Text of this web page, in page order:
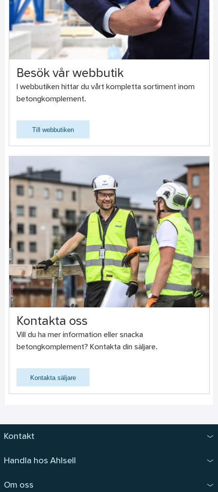
Besök vår webbutik
I webbutiken hittar du vårt kompletta sortiment inom
betongkomplement.
Till webbutiken
Kontakta oss
Vill du ha mer information eller snacka
betongkomplement? Kontakta din säljare.
Kontakta säljare
Kontakt
Handla hos Ahlsell
Om oss